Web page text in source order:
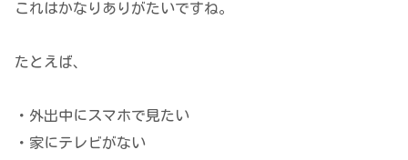
これはかなりありがたいですね。
たとえば、
・外出中にスマホで見たい
・家にテレビがない